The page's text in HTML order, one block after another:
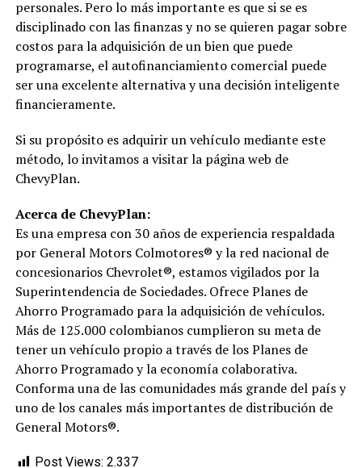
personales. Pero lo más importante es que si se es
disciplinado con las finanzas y no se quieren pagar sobre
costos para la adquisición de un bien que puede
programarse, el autofinanciamiento comercial puede
ser una excelente alternativa y una decisión inteligente
financieramente.
Si su propósito es adquirir un vehículo mediante este
método, lo invitamos a visitar la página web de
ChevyPlan.
Acerca de ChevyPlan:
Es una empresa con 30 años de experiencia respaldada
por General Motors Colmotores® y la red nacional de
concesionarios Chevrolet®, estamos vigilados por la
Superintendencia de Sociedades. Ofrece Planes de
Ahorro Programado para la adquisición de vehículos.
Más de 125.000 colombianos cumplieron su meta de
tener un vehículo propio a través de los Planes de
Ahorro Programado y la economía colaborativa.
Conforma una de las comunidades más grande del país y
uno de los canales más importantes de distribución de
General Motors®.
Post Views: 2.337